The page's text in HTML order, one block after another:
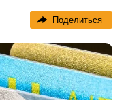
Поделиться